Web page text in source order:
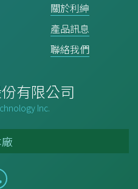
關於利紳
產品訊息
聯絡我們
有限公司
Inc.